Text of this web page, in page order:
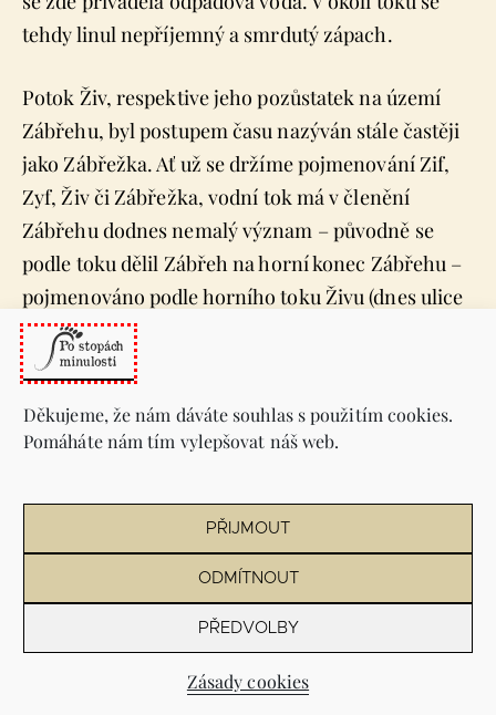
Děkujeme, že nám dáváte souhlas s použitím cookies.
Pomáháte nám tím vylepšovat náš web.
PŘIJMOUT
ODMÍTNOUT
PŘEDVOLBY
Zásady cookies
tehdy linul nepříjemný a smrdutý zápach.
Potok Živ, respektive jeho pozůstatek na území
Zábřehu, byl postupem času nazýván stále častěji
jako Zábřežka. Ať už se držíme pojmenování Zif,
Zyf, Živ či Zábřežka, vodní tok má v členění
Zábřehu dodnes nemalý význam – původně se
podle toku dělil Zábřeh na horní konec Zábřehu –
pojmenováno podle horního toku Živu (dnes ulice
Plzeňská – Starobělská), odtud též pojmenování
ulice Horní; a na dolní konec Zábřehu (starý
(původně nesla toto pojmenování část dnešní ulice
viditelný úsek, odvádějící povrchovou vodu, na
ulici Říční bývá v současnosti periodicky čištěn
dobrovolníky.
Na území Ostravy-Jihu se nachází ještě další dva
menší toky. Přitékají z katastru Staré Bělé a oba se